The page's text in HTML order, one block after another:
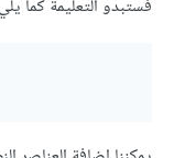
فستبدو التعليمة كما